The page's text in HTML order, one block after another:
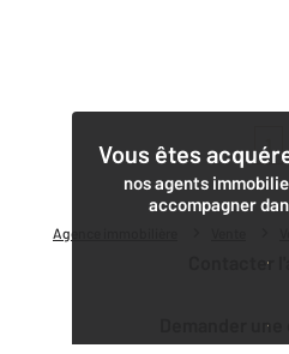
Agence immobilière
Vous êtes
nos agents
accompagner
Contacter
Demander
1